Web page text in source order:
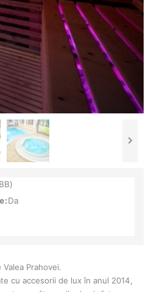
Da
Prahovei.
cu accesorii de lux în anul 2014,